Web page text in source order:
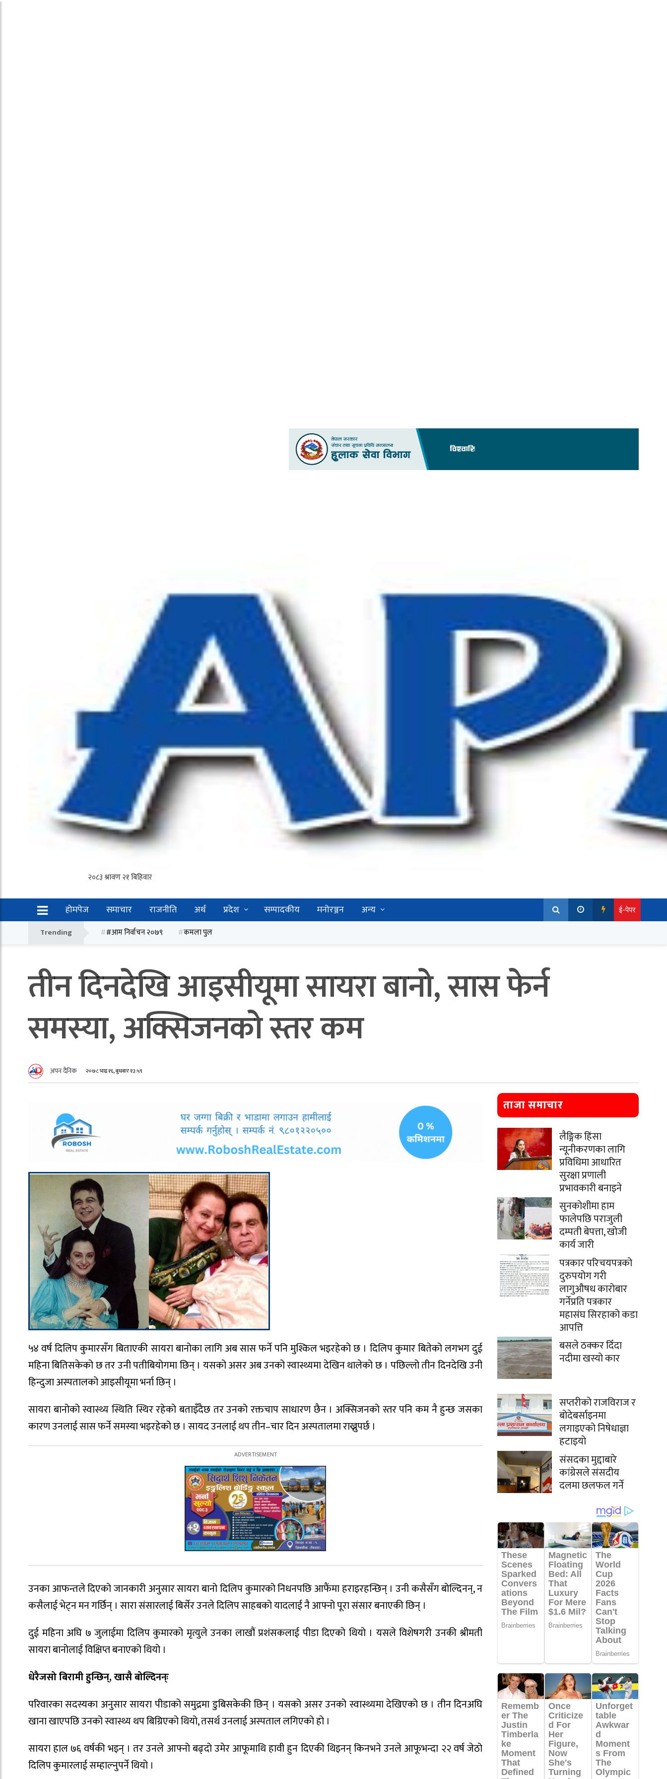
होमपेज समाचार राजनीति अर्थ प्रदेश सम्पादकीय मनोरञ्जन अन्य ई-पेपर
Trending #आम निर्वाचन २०७९ कमला पुल
तीन दिनदेखि आइसीयूमा सायरा बानो, सास फेर्न
समस्या, अक्सिजनको स्तर कम
अपन दैनिक २०७८ भाद्र १६, बुधबार १३:५९
५४ वर्ष दिलिप कुमारसँग बिताएकी सायरा बानोका लागि अब सास फर्ने पनि मुश्किल भइरहेको छ । दिलिप कुमार बितेको लगभग दुई
महिना बितिसकेको छ तर उनी पतीबियोगमा छिन् । यसको असर अब उनको स्वास्थ्यमा देखिन थालेको छ । पछिल्लो तीन दिनदेखि उनी
हिन्दुजा अस्पतालको आइसीयूमा भर्ना छिन् ।
सायरा बानोको स्वास्थ्य स्थिति स्थिर रहेको बताइँदैछ तर उनको रक्तचाप साधारण छैन । अक्सिजनको स्तर पनि कम नै हुन्छ जसका
कारण उनलाई सास फर्ने समस्या भइरहेको छ । सायद उनलाई थप तीन–चार दिन अस्पतालमा राख्नुपर्छ ।
उनका आफन्तले दिएको जानकारी अनुसार सायरा बानो दिलिप कुमारको निधनपछि आफैंमा हराइरहन्छिन् । उनी कसैसँग बोल्दिनन्​, न
कसैलाई भेट्न मन गर्छिन् । सारा संसारलाई बिर्सेर उनले दिलिप साहबको यादलाई नै आफ्नो पूरा संसार बनाएकी छिन् ।
दुई महिना अघि ७ जुलाईमा दिलिप कुमारको मृत्युले उनका लाखौं प्रशंसकलाई पीडा दिएको थियो । यसले विशेषगरी उनकी श्रीमती
सायरा बानोलाई विक्षिप्त बनाएको थियो ।
धेरैजसो बिरामी हुन्छिन्, खासै बोल्दिनन्ः
परिवारका सदस्यका अनुसार सायरा पीडाको समुद्रमा डुबिसकेकी छिन् । यसको असर उनको स्वास्थ्यमा देखिएको छ । तीन दिनअघि
खाना खाएपछि उनको स्वास्थ्य थप बिग्रिएको थियो, तसर्थ उनलाई अस्पताल लगिएको हो ।
सायरा हाल ७६ वर्षकी भइन् । तर उनले आफ्नो बढ्दो उमेर आफूमाथि हावी हुन दिएकी थिइनन् किनभने उनले आफूभन्दा २२ वर्ष जेठो
दिलिप कुमारलाई सम्हाल्नुपर्ने थियो ।
ताजा समाचार
लैङ्गिक हिंसा
न्यूनीकरणका लागि
प्रविधिमा आधारित
सुरक्षा प्रणाली
प्रभावकारी बनाइने
सुनकोशीमा हाम
फालेपछि पराजुली
दम्पती बेपत्ता, खोजी
कार्य जारी
पत्रकार परिचयपत्रको
दुरुपयोग गरी
लागुऔषध कारोबार
गर्नेप्रति पत्रकार
महासंघ सिरहाको कडा
आपत्ति
बसले ठक्कर दिँदा
नदीमा खस्यो कार
सप्तरीको राजविराज र
बोदेबर्साइनमा
लगाइएको निषेधाज्ञा
हटाइयो
संसदका मुद्दाबारे
कांग्रेसले संसदीय
दलमा छलफल गर्ने